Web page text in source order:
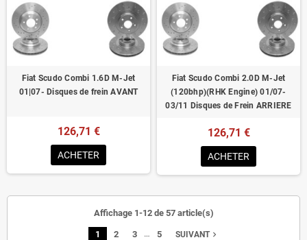
Fiat Scudo Combi 1.6D M-Jet
01|07- Disques de frein AVANT
126,71 €
ACHETER
Fiat Scudo Combi 2.0D M-Jet
(120bhp)(RHK Engine) 01/07-
03/11 Disques de Frein ARRIERE
126,71 €
ACHETER
Affichage 1-12 de 57 article(s)
1 2 3 … 5 SUIVANTnavigate_next